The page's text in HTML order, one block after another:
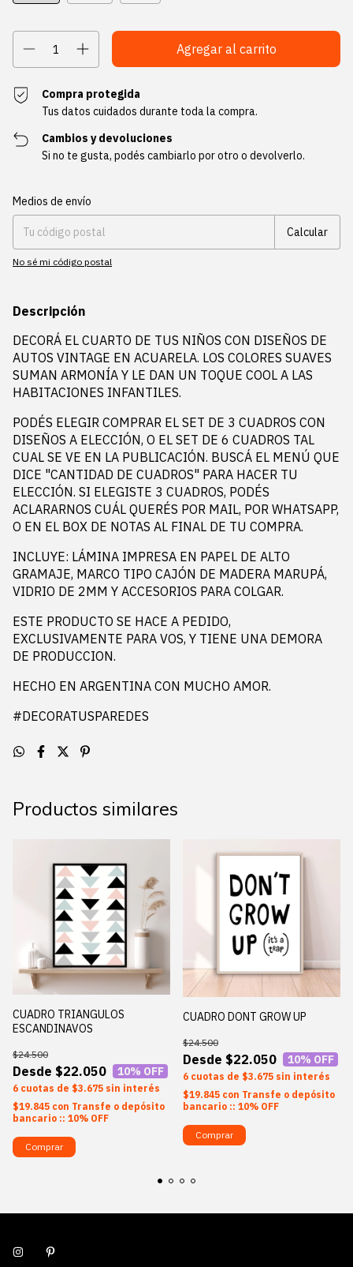
Compra protegida
Tus datos cuidados durante toda la compra.
Cambios y devoluciones
Si no te gusta, podés cambiarlo por otro o devolverlo.
Entregas para el CP:
Medios de envío
Calcular
No sé mi código postal
Descripción
DECORÁ EL CUARTO DE TUS NIÑOS CON DISEÑOS DE
AUTOS VINTAGE EN ACUARELA. LOS COLORES SUAVES
SUMAN ARMONÍA Y LE DAN UN TOQUE COOL A LAS
HABITACIONES INFANTILES.
PODÉS ELEGIR COMPRAR EL SET DE 3 CUADROS CON
DISEÑOS A ELECCIÓN, O EL SET DE 6 CUADROS TAL
CUAL SE VE EN LA PUBLICACIÓN. BUSCÁ EL MENÚ QUE
DICE "CANTIDAD DE CUADROS" PARA HACER TU
ELECCIÓN. SI ELEGISTE 3 CUADROS, PODÉS
ACLARARNOS CUÁL QUERÉS POR MAIL, POR WHATSAPP,
O EN EL BOX DE NOTAS AL FINAL DE TU COMPRA.
INCLUYE: LÁMINA IMPRESA EN PAPEL DE ALTO
GRAMAJE, MARCO TIPO CAJÓN DE MADERA MARUPÁ,
VIDRIO DE 2MM Y ACCESORIOS PARA COLGAR.
ESTE PRODUCTO SE HACE A PEDIDO,
EXCLUSIVAMENTE PARA VOS, Y TIENE UNA DEMORA
DE PRODUCCION.
HECHO EN ARGENTINA CON MUCHO AMOR.
#DECORATUSPAREDES
Productos similares
CUADRO TRIANGULOS
ESCANDINAVOS
$22.050
$24.500
10% OFF
6 $3.675 sin interés
$19.845 con Transfe o depósito
bancario :: 10% OFF
Comprar
CUADRO DONT GROW UP
$22.050
$24.500
10% OFF
6 $3.675 sin interés
$19.845 con Transfe o depósito
bancario :: 10% OFF
Comprar